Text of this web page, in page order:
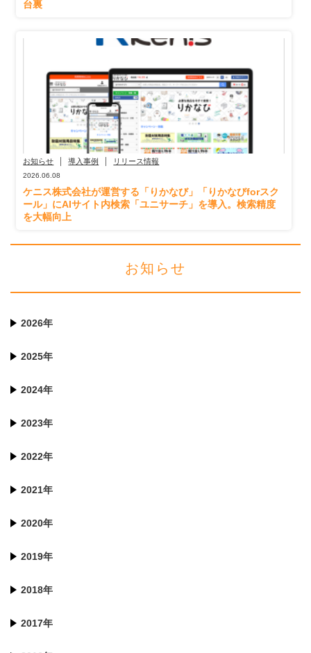
台裏
お知らせ 導入事例 リリース情報
2026.06.08
ケニス株式会社が運営する「りかなび」「りかなびforスク
ール」にAIサイト内検索「ユニサーチ」を導入。検索精度
を大幅向上
お知らせ
2026年
2025年
2024年
2023年
2022年
2021年
2020年
2019年
2018年
2017年